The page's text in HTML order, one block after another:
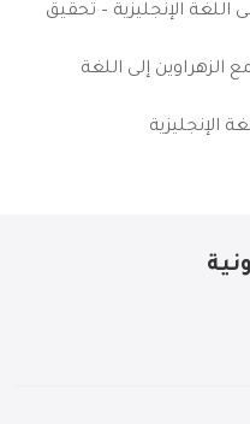
اللغة الإنجليزية – تحقيق
الزهراوين إلى اللغة
الإنجليزية